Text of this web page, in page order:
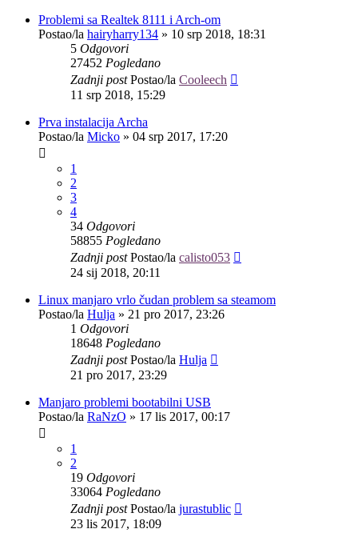
Problemi sa Realtek 8111 i Arch-om
Postao/la hairyharry134 » 10 srp 2018, 18:31
5 Odgovori
27452 Pogledano
Zadnji postPostao/la Cooleech
11 srp 2018, 15:29
Prva instalacija Archa
Postao/la Micko » 04 srp 2017, 17:20
1
2
3
4
34 Odgovori
58855 Pogledano
Zadnji postPostao/la calisto053
24 sij 2018, 20:11
Linux manjaro vrlo čudan problem sa steamom
Postao/la Hulja » 21 pro 2017, 23:26
1 Odgovori
18648 Pogledano
Zadnji postPostao/la Hulja
21 pro 2017, 23:29
Manjaro problemi bootabilni USB
Postao/la RaNzO » 17 lis 2017, 00:17
1
2
19 Odgovori
33064 Pogledano
Zadnji postPostao/la jurastublic
23 lis 2017, 18:09